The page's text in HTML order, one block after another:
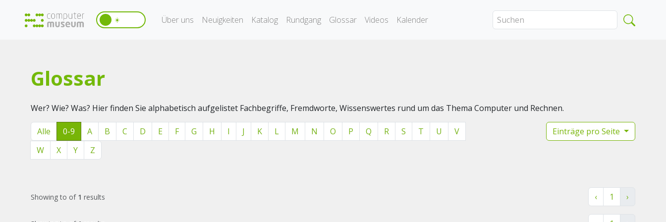
☀️ Über uns Neuigkeiten Katalog Rundgang Glossar Videos Kalender
Glossar
Wer? Wie? Was? Hier finden Sie alphabetisch aufgelistet Fachbegriffe, Fremdworte, Wissenswertes rund um das Thema Computer und Rechnen.
Alle 0-9 A B C D E F G H I J K L M N O P Q R S T U
V
W
X Y Z
Einträge pro Seite
Showingto of 1 results ‹ 1 ›